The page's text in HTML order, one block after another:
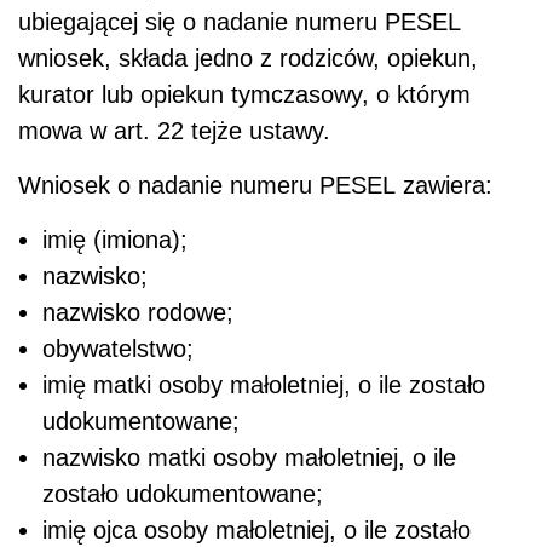
ubiegającej się o nadanie numeru PESEL
wniosek, składa jedno z rodziców, opiekun,
kurator lub opiekun tymczasowy, o którym
mowa w art. 22 tejże ustawy.
Wniosek o nadanie numeru PESEL zawiera:
imię (imiona);
nazwisko;
nazwisko rodowe;
obywatelstwo;
imię matki osoby małoletniej, o ile zostało
udokumentowane;
nazwisko matki osoby małoletniej, o ile
zostało udokumentowane;
imię ojca osoby małoletniej, o ile zostało